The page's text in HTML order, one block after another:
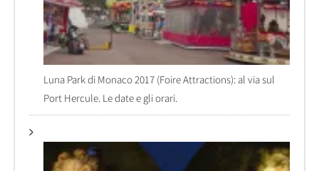
Luna Park di Monaco 2017 (Foire Attractions): al via sul
Port Hercule. Le date e gli orari.